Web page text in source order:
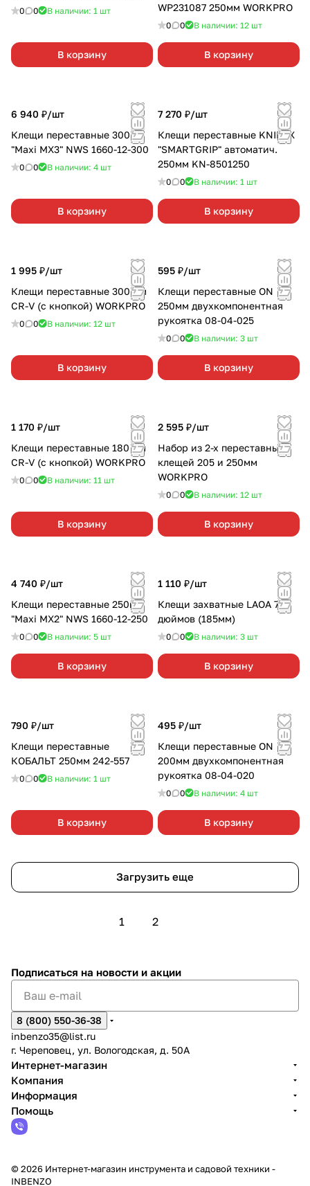
0 0 В наличии: 1 шт
В корзину
WP231087 250мм WORKPRO
0 0 В наличии: 12 шт
В корзину
6 940 ₽/шт
Клещи переставные 300мм
"Maxi MX3" NWS 1660-12-300
0 0 В наличии: 4 шт
В корзину
7 270 ₽/шт
Клещи переставные KNIPEX
"SMARTGRIP" автоматич.
250мм KN-8501250
0 0 В наличии: 1 шт
В корзину
1 995 ₽/шт
Клещи переставные 300 мм
CR-V (с кнопкой) WORKPRO
0 0 В наличии: 12 шт
В корзину
595 ₽/шт
Клещи переставные ON
250мм двухкомпонентная
рукоятка 08-04-025
0 0 В наличии: 3 шт
В корзину
1 170 ₽/шт
Клещи переставные 180 мм
CR-V (с кнопкой) WORKPRO
0 0 В наличии: 11 шт
В корзину
2 595 ₽/шт
Набор из 2-х переставных
клещей 205 и 250мм
WORKPRO
0 0 В наличии: 12 шт
В корзину
4 740 ₽/шт
Клещи переставные 250мм
"Maxi MX2" NWS 1660-12-250
0 0 В наличии: 5 шт
В корзину
1 110 ₽/шт
Клещи захватные LAOA 7
дюймов (185мм)
0 0 В наличии: 3 шт
В корзину
790 ₽/шт
Клещи переставные
КОБАЛЬТ 250мм 242-557
0 0 В наличии: 1 шт
В корзину
495 ₽/шт
Клещи переставные ON
200мм двухкомпонентная
рукоятка 08-04-020
0 0 В наличии: 4 шт
В корзину
Загрузить еще
1 2
Подписаться на новости и акции
8 (800) 550-36-38
inbenzo35@list.ru
г. Череповец, ул. Вологодская, д. 50А
Интернет-магазин
Компания
Информация
Помощь
© 2026 Интернет-магазин инструмента и садовой техники -
INBENZO